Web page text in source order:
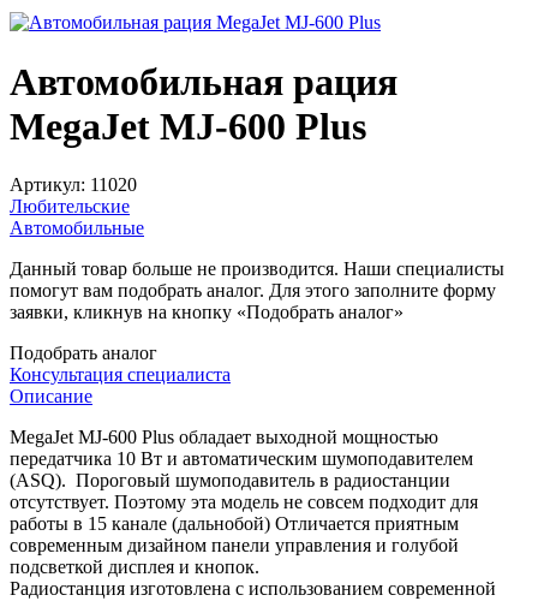
Автомобильная рация
MegaJet MJ-600 Plus
Артикул: 11020
Любительские
Автомобильные
Данный товар больше не производится. Наши специалисты
помогут вам подобрать аналог. Для этого заполните форму
заявки, кликнув на кнопку «Подобрать аналог»
Подобрать аналог
Консультация специалиста
Описание
MegaJet MJ-600 Plus обладает выходной мощностью
передатчика 10 Вт и автоматическим шумоподавителем
(ASQ). Пороговый шумоподавитель в радиостанции
отсутствует. Поэтому эта модель не совсем подходит для
работы в 15 канале (дальнобой) Отличается приятным
современным дизайном панели управления и голубой
подсветкой дисплея и кнопок.
Радиостанция изготовлена с использованием современной